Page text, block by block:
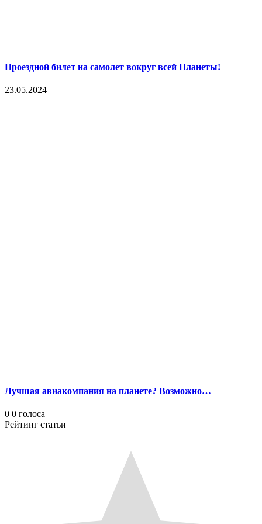
Проездной билет на самолет вокруг всей Планеты!
23.05.2024
Лучшая авиакомпания на планете? Возможно…
0 0 голоса
Рейтинг статьи